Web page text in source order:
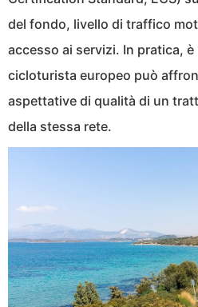
del fondo, livello di traffico
accesso ai servizi. In pratica,
cicloturista europeo può
aspettative di qualità di un
della stessa rete.